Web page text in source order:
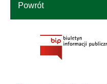
Powrót